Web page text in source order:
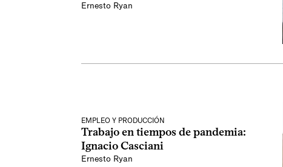
Ernesto Ryan
EMPLEO Y PRODUCCIÓN
Trabajo en tiempos de pandemia:
Ignacio Casciani
Ernesto Ryan